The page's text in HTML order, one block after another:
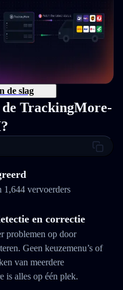
de slag
TrackingMore-
1,644 vervoerders
en correctie
problemen op door
Geen keuzemenu’s of
van meerdere
is alles op één plek.